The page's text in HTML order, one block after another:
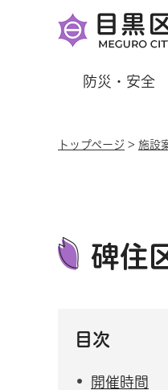
防災・安全
トップページ > 施設
碑住
目次
開催時間